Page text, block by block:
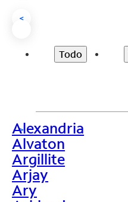
<
Todo
>
Alexandria
Alvaton
Argillite
Arjay
Ary